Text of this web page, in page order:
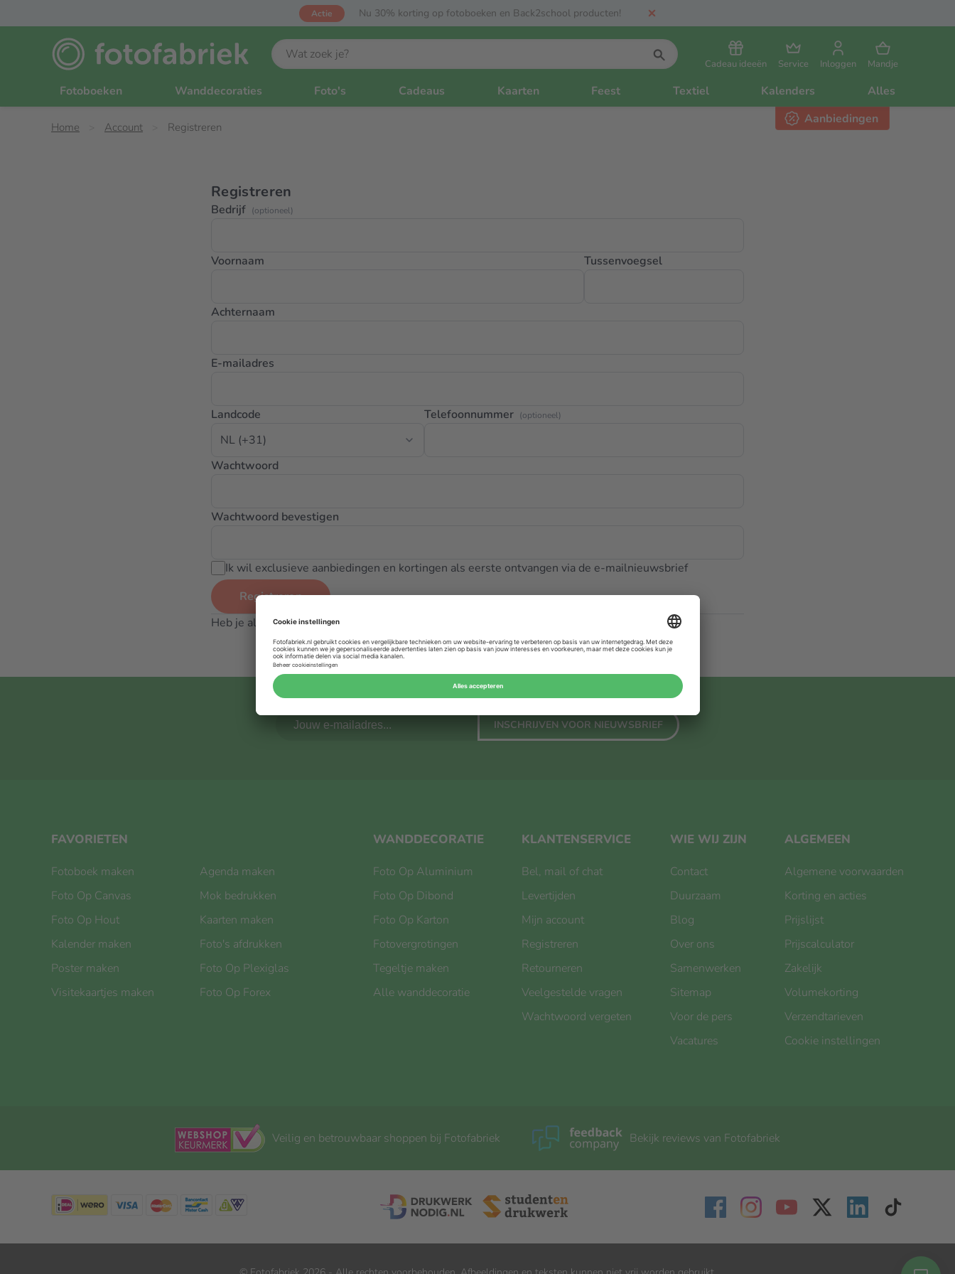
Actie Nu 30% korting op fotoboeken en Back2school producten!
Cadeau ideeën Service Inloggen Mandje
Fotoboeken Wanddecoraties Foto's Cadeaus Kaarten Feest Textiel Kalenders
Alles
Aanbiedingen
Home Account Registreren
Registreren
Bedrijf (optioneel)
Voornaam Tussenvoegsel
Achternaam
E-mailadres
Landcode Telefoonnummer (optioneel)
Wachtwoord
Wachtwoord bevestigen
Ik wil exclusieve aanbiedingen en kortingen als eerste ontvangen via de e-mailnieuwsbrief
Registreren
Heb je al een account?Log hier in
INSCHRIJVEN VOOR NIEUWSBRIEF
FAVORIETEN
Fotoboek maken
Foto Op Canvas
Foto Op Hout
Kalender maken
Poster maken
Visitekaartjes maken
Agenda maken
Mok bedrukken
Kaarten maken
Foto's afdrukken
Foto Op Plexiglas
Foto Op Forex
WANDDECORATIE
Foto Op Aluminium
Foto Op Dibond
Foto Op Karton
Fotovergrotingen
Tegeltje maken
Alle wanddecoratie
KLANTENSERVICE
Bel, mail of chat
Levertijden
Mijn account
Registreren
Retourneren
Veelgestelde vragen
Wachtwoord vergeten
WIE WIJ ZIJN
Contact
Duurzaam
Blog
Over ons
Samenwerken
Sitemap
Voor de pers
Vacatures
ALGEMEEN
Algemene voorwaarden
Korting en acties
Prijslijst
Prijscalculator
Zakelijk
Volumekorting
Verzendtarieven
Cookie instellingen
Veilig en betrouwbaar shoppen bij Fotofabriek Bekijk reviews van Fotofabriek